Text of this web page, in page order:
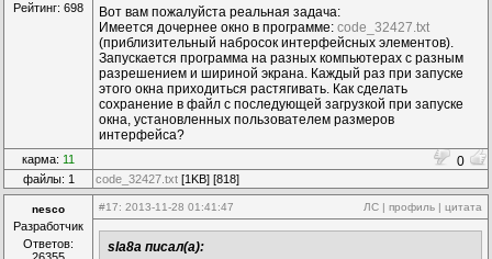
Рейтинг: 698
Вот вам пожалуйста реальная задача:
Имеется дочернее окно в программе: code_32427.txt
(приблизительный набросок интерфейсных элементов).
Запускается программа на разных компьютерах с разным
разрешением и шириной экрана. Каждый раз при запуске
этого окна приходиться растягивать. Как сделать
сохранение в файл с последующей загрузкой при запуске
окна, установленных пользователем размеров
интерфейса?
карма: 11 0
файлы: 1 code_32427.txt [1KB] [818]
nesco
Разработчик
Ответов:
#17: 2013-11-28 01:41:47 ЛС | профиль | цитата
sla8a писал(а):